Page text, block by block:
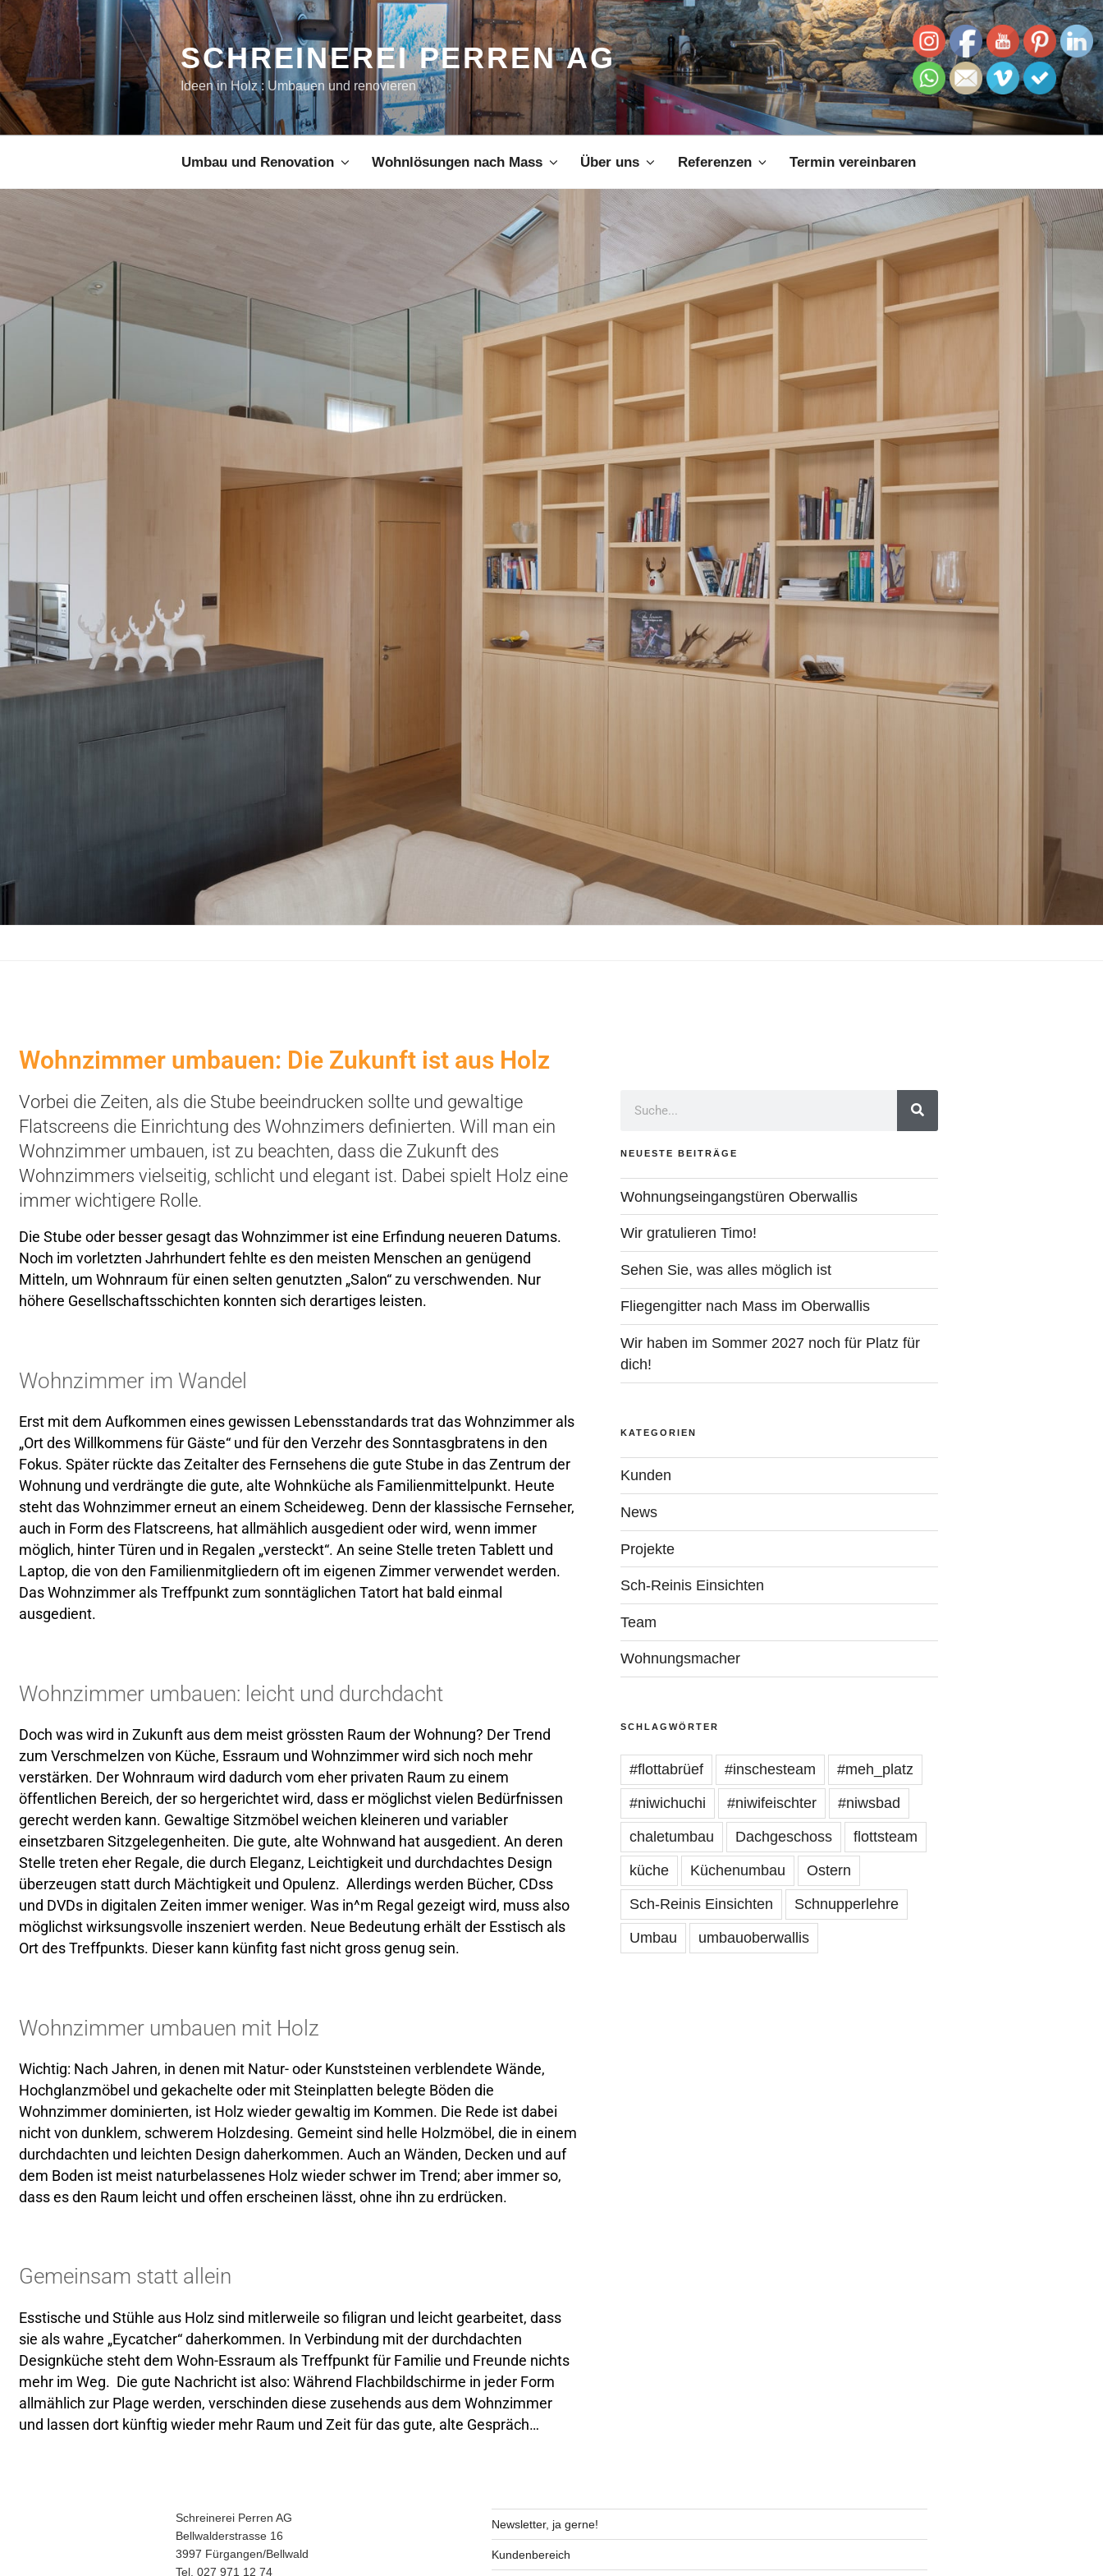
SCHREINEREI PERREN AG
Ideen in Holz : Umbauen und renovieren
Umbau und Renovation Wohnlösungen nach Mass Über uns Referenzen Termin vereinbaren
Wohnzimmer umbauen: Die Zukunft ist aus Holz
Vorbei die Zeiten, als die Stube beeindrucken sollte und gewaltige
Flatscreens die Einrichtung des Wohnzimers definierten. Will man ein
Wohnzimmer umbauen, ist zu beachten, dass die Zukunft des
Wohnzimmers vielseitig, schlicht und elegant ist. Dabei spielt Holz eine
immer wichtigere Rolle.
Die Stube oder besser gesagt das Wohnzimmer ist eine Erfindung neueren Datums.
Noch im vorletzten Jahrhundert fehlte es den meisten Menschen an genügend
Mitteln, um Wohnraum für einen selten genutzten „Salon“ zu verschwenden. Nur
höhere Gesellschaftsschichten konnten sich derartiges leisten.
Wohnzimmer im Wandel
Erst mit dem Aufkommen eines gewissen Lebensstandards trat das Wohnzimmer als
„Ort des Willkommens für Gäste“ und für den Verzehr des Sonntasgbratens in den
Fokus. Später rückte das Zeitalter des Fernsehens die gute Stube in das Zentrum der
Wohnung und verdrängte die gute, alte Wohnküche als Familienmittelpunkt. Heute
steht das Wohnzimmer erneut an einem Scheideweg. Denn der klassische Fernseher,
auch in Form des Flatscreens, hat allmählich ausgedient oder wird, wenn immer
möglich, hinter Türen und in Regalen „versteckt“. An seine Stelle treten Tablett und
Laptop, die von den Familienmitgliedern oft im eigenen Zimmer verwendet werden.
Das Wohnzimmer als Treffpunkt zum sonntäglichen Tatort hat bald einmal
ausgedient.
Wohnzimmer umbauen: leicht und durchdacht
Doch was wird in Zukunft aus dem meist grössten Raum der Wohnung? Der Trend
zum Verschmelzen von Küche, Essraum und Wohnzimmer wird sich noch mehr
verstärken. Der Wohnraum wird dadurch vom eher privaten Raum zu einem
öffentlichen Bereich, der so hergerichtet wird, dass er möglichst vielen Bedürfnissen
gerecht werden kann. Gewaltige Sitzmöbel weichen kleineren und variabler
einsetzbaren Sitzgelegenheiten. Die gute, alte Wohnwand hat ausgedient. An deren
Stelle treten eher Regale, die durch Eleganz, Leichtigkeit und durchdachtes Design
überzeugen statt durch Mächtigkeit und Opulenz. Allerdings werden Bücher, CDss
und DVDs in digitalen Zeiten immer weniger. Was in^m Regal gezeigt wird, muss also
möglichst wirksungsvolle inszeniert werden. Neue Bedeutung erhält der Esstisch als
Ort des Treffpunkts. Dieser kann künfitg fast nicht gross genug sein.
Wohnzimmer umbauen mit Holz
Wichtig: Nach Jahren, in denen mit Natur- oder Kunststeinen verblendete Wände,
Hochglanzmöbel und gekachelte oder mit Steinplatten belegte Böden die
Wohnzimmer dominierten, ist Holz wieder gewaltig im Kommen. Die Rede ist dabei
nicht von dunklem, schwerem Holzdesing. Gemeint sind helle Holzmöbel, die in einem
durchdachten und leichten Design daherkommen. Auch an Wänden, Decken und auf
dem Boden ist meist naturbelassenes Holz wieder schwer im Trend; aber immer so,
dass es den Raum leicht und offen erscheinen lässt, ohne ihn zu erdrücken.
Gemeinsam statt allein
Esstische und Stühle aus Holz sind mitlerweile so filigran und leicht gearbeitet, dass
sie als wahre „Eycatcher“ daherkommen. In Verbindung mit der durchdachten
Designküche steht dem Wohn-Essraum als Treffpunkt für Familie und Freunde nichts
mehr im Weg. Die gute Nachricht ist also: Während Flachbildschirme in jeder Form
allmählich zur Plage werden, verschinden diese zusehends aus dem Wohnzimmer
und lassen dort künftig wieder mehr Raum und Zeit für das gute, alte Gespräch…
NEUESTE BEITRÄGE
Wohnungseingangstüren Oberwallis
Wir gratulieren Timo!
Sehen Sie, was alles möglich ist
Fliegengitter nach Mass im Oberwallis
Wir haben im Sommer 2027 noch für Platz für
dich!
KATEGORIEN
Kunden
News
Projekte
Sch-Reinis Einsichten
Team
Wohnungsmacher
SCHLAGWÖRTER
#flottabrüef #inschesteam #meh_platz
#niwichuchi #niwifeischter #niwsbad
chaletumbau Dachgeschoss flottsteam
küche Küchenumbau Ostern
Sch-Reinis Einsichten Schnupperlehre
Umbau umbauoberwallis
Schreinerei Perren AG
Bellwalderstrasse 16
3997 Fürgangen/Bellwald
Tel. 027 971 12 74
Newsletter, ja gerne!
Kundenbereich